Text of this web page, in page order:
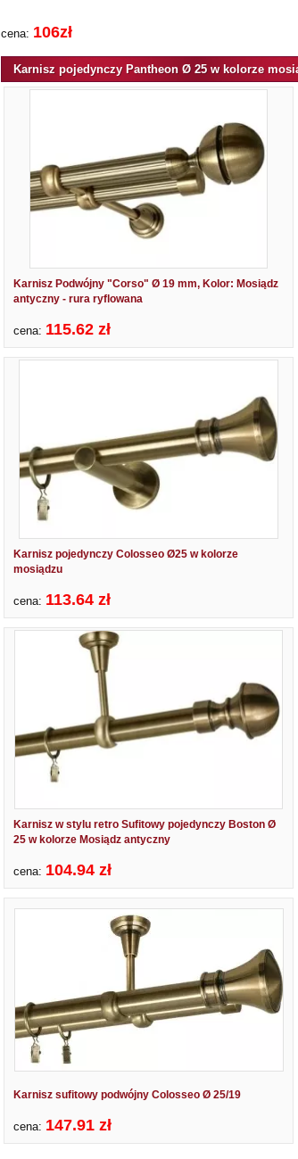
cena: 106zł
Karnisz pojedynczy Pantheon Ø 25 w kolorze
Karnisz Podwójny "Corso" Ø 19 mm, Kolor: Mosiądz
antyczny - rura ryflowana
cena: 115.62 zł
Karnisz pojedynczy Colosseo Ø25 w kolorze
mosiądzu
cena: 113.64 zł
Karnisz w stylu retro Sufitowy pojedynczy Boston Ø
25 w kolorze Mosiądz antyczny
cena: 104.94 zł
Karnisz sufitowy podwójny Colosseo Ø 25/19
cena: 147.91 zł